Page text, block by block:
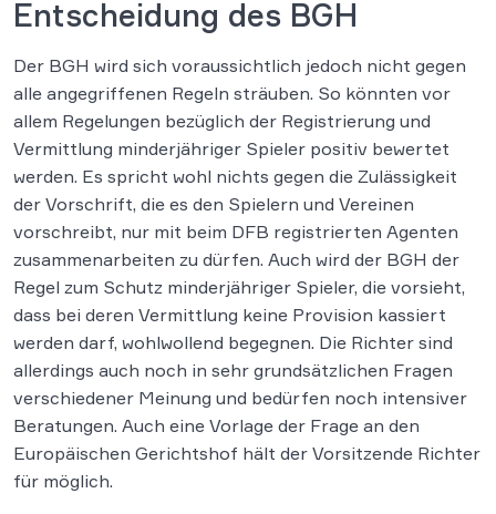
Entscheidung des BGH
Der BGH wird sich voraussichtlich jedoch nicht gegen
alle angegriffenen Regeln sträuben. So könnten vor
allem Regelungen bezüglich der Registrierung und
Vermittlung minderjähriger Spieler positiv bewertet
werden. Es spricht wohl nichts gegen die Zulässigkeit
der Vorschrift, die es den Spielern und Vereinen
vorschreibt, nur mit beim DFB registrierten Agenten
zusammenarbeiten zu dürfen. Auch wird der BGH der
Regel zum Schutz minderjähriger Spieler, die vorsieht,
dass bei deren Vermittlung keine Provision kassiert
werden darf, wohlwollend begegnen. Die Richter sind
allerdings auch noch in sehr grundsätzlichen Fragen
verschiedener Meinung und bedürfen noch intensiver
Beratungen. Auch eine Vorlage der Frage an den
Europäischen Gerichtshof hält der Vorsitzende Richter
für möglich.